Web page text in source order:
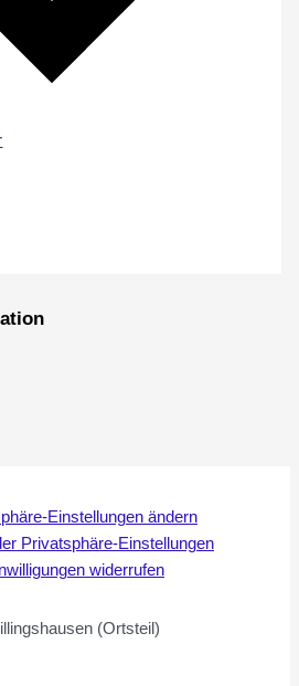
Einstellungen ändern
Privatsphäre-Einstellungen
widerrufen
(Ortsteil)